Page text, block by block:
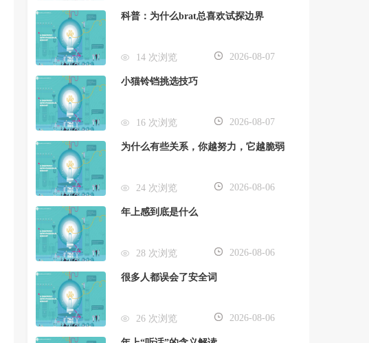
科普：为什么brat总喜欢试探边界
14 次浏览 2026-08-07
小猫铃铛挑选技巧
16 次浏览 2026-08-07
为什么有些关系，你越努力，它越脆弱
24 次浏览 2026-08-06
年上感到底是什么
28 次浏览 2026-08-06
很多人都误会了安全词
26 次浏览 2026-08-06